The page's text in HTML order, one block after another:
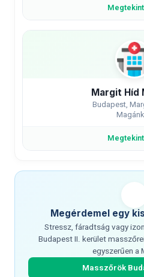
Margit Híd
Budapest,
Megérdemel egy
Stressz, fáradtság vagy
Budapest II. kerület
egyszerűen a
Masszőrök